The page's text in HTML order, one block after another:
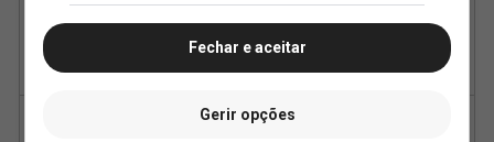
Fechar e aceitar
Gerir opções